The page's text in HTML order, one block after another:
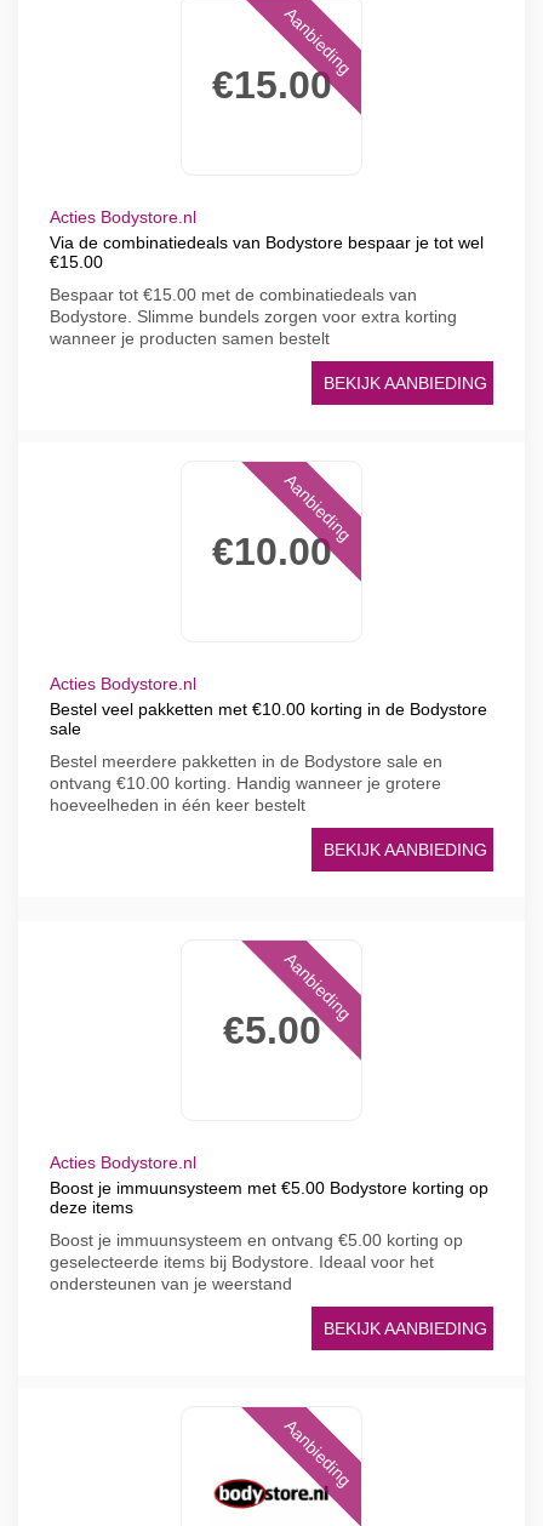
€15.00
Aanbieding
Acties Bodystore.nl
Via de combinatiedeals van Bodystore bespaar je tot wel
€15.00
Bespaar tot €15.00 met de combinatiedeals van
Bodystore. Slimme bundels zorgen voor extra korting
wanneer je producten samen bestelt
BEKIJK AANBIEDING
€10.00
Aanbieding
Acties Bodystore.nl
Bestel veel pakketten met €10.00 korting in de Bodystore
sale
Bestel meerdere pakketten in de Bodystore sale en
ontvang €10.00 korting. Handig wanneer je grotere
hoeveelheden in één keer bestelt
BEKIJK AANBIEDING
€5.00
Aanbieding
Acties Bodystore.nl
Boost je immuunsysteem met €5.00 Bodystore korting op
deze items
Boost je immuunsysteem en ontvang €5.00 korting op
geselecteerde items bij Bodystore. Ideaal voor het
ondersteunen van je weerstand
BEKIJK AANBIEDING
Aanbieding